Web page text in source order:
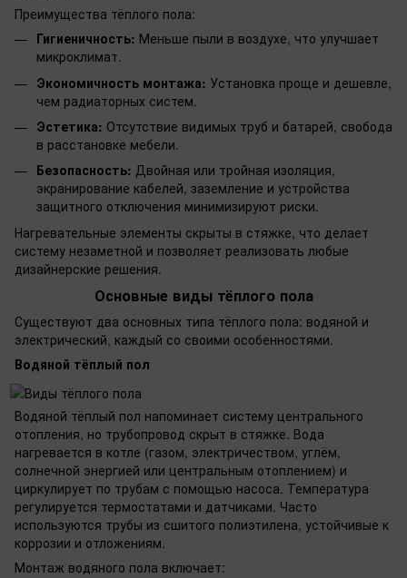
Преимущества тёплого пола:
Гигиеничность: Меньше пыли в воздухе, что улучшает
микроклимат.
Экономичность монтажа: Установка проще и дешевле,
чем радиаторных систем.
Эстетика: Отсутствие видимых труб и батарей, свобода
в расстановке мебели.
Безопасность: Двойная или тройная изоляция,
экранирование кабелей, заземление и устройства
защитного отключения минимизируют риски.
Нагревательные элементы скрыты в стяжке, что делает
систему незаметной и позволяет реализовать любые
дизайнерские решения.
Основные виды тёплого пола
Существуют два основных типа тёплого пола: водяной и
электрический, каждый со своими особенностями.
Водяной тёплый пол
Водяной тёплый пол напоминает систему центрального
отопления, но трубопровод скрыт в стяжке. Вода
нагревается в котле (газом, электричеством, углём,
солнечной энергией или центральным отоплением) и
циркулирует по трубам с помощью насоса. Температура
регулируется термостатами и датчиками. Часто
используются трубы из сшитого полиэтилена, устойчивые к
коррозии и отложениям.
Монтаж водяного пола включает: